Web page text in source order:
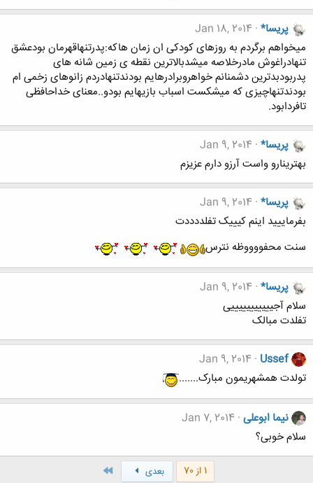
پریسا* Jan 18, 2014
میخواهم برگردم به روزهای کودکی ان زمان هاکه:پدرتنهاقهرمان بودعشق
تنهادراغوش مادرخلاصه میشدبالاترین نقطه ی زمین شانه های
پدربودبدترین دشمنانم خواهروبرادرهایم بودندتنهادردم زانوهای زخمی ام
بودندتنهاچیزی که میشکست اسباب بازیهایم بودو..معنای خداحافظی
تافردابود.
پریسا* Jan 9, 2014
بهترینارو واست آرزو دارم عزیزم
پریسا* Jan 9, 2014
بفرماییید اینم کیییک تفلددددت
سنت محفووووظه نترس
پریسا* Jan 9, 2014
سلام آجیییییییییییی
تفلدت مبالک
Ussef
Jan 9, 2014
تولدت همشهریمون مبارک.......
نیما ابوعلی Jan 7, 2014
سلام خوبی؟
1 از 70 بعدی